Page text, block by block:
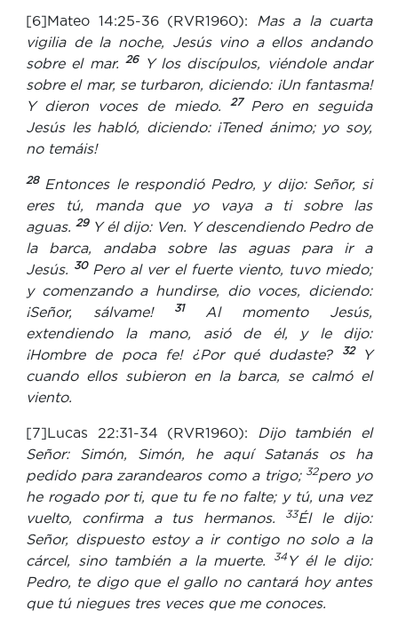
[6]Mateo 14:25-36 (RVR1960):
Mas a la cuarta
vigilia de la noche, Jesús vino a ellos andando
sobre el mar.26
Y los discípulos, viéndole andar
sobre el mar, se turbaron, diciendo: ¡Un fantasma!
Y dieron voces de miedo.
27
Pero en seguida
Jesús les habló, diciendo: ¡Tened ánimo; yo soy,
no temáis!
28 Entonces le respondió Pedro, y dijo: Señor, si
eres tú, manda que yo vaya a ti sobre las
aguas. 29 Y él dijo: Ven. Y descendiendo Pedro de
la barca, andaba sobre las aguas para ir a
Jesús.
30 Pero al ver el fuerte viento, tuvo miedo;
y comenzando a hundirse, dio voces, diciendo:
¡Señor, sálvame!
31
Al momento Jesús,
extendiendo la mano, asió de él, y le dijo:
¡Hombre de poca fe! ¿Por qué dudaste?
32
Y
cuando ellos subieron en la barca, se calmó el
viento.
[7]Lucas 22:31-34 (RVR1960):
Dijo también el
Señor: Simón, Simón, he aquí Satanás os ha
pedido para zarandearos como a trigo; 32pero yo
he rogado por ti, que tu fe no falte; y tú, una vez
vuelto, confirma a tus hermanos.
33Él le dijo:
Señor, dispuesto estoy a ir contigo no solo a la
cárcel, sino también a la muerte.
34 Y él le dijo:
Pedro, te digo que el gallo no cantará hoy antes
que tú niegues tres veces que me conoces.